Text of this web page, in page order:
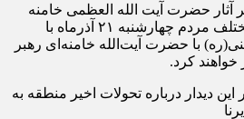
حضرت آیت الله العظمی خامنه
ای، هزاران نفر از اقشار مختلف مردم چهارشنبه ۲۱ آذرماه با
با حضرت آیت‌الله خامنه‌ای رهبر
خواهند کرد.
دیدار درباره تحولات اخیر منطقه به